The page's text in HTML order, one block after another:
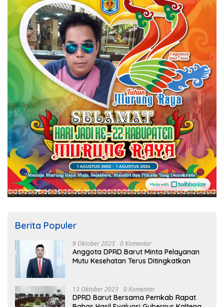
Berita Populer
9 Oktober 2023 0 Komentar
Anggota DPRD Barut Minta Pelayanan
Mutu Kesehatan Terus Ditingkatkan
13 Oktober 2023 0 Komentar
DPRD Barut Bersama Pemkab Rapat